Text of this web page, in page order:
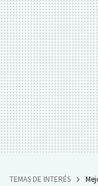
TEMAS DE INTERÉS